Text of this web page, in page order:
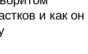
и как он